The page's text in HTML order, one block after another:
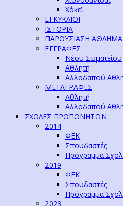
Χόκεϊ
ΕΓΚΥΚΛΙΟΙ
ΙΣΤΟΡΙΑ
ΠΑΡΟΥΣΙΑΣΗ
ΕΓΓΡΑΦΕΣ
Νέου Σωματείου
Αθλητή
Αλλοδαπού
ΜΕΤΑΓΡΑΦΕΣ
Αθλητή
Αλλοδαπού
ΣΧΟΛΕΣ ΠΡΟΠΟΝΗΤΩΝ
2014
ΦΕΚ
Σπουδαστές
Πρόγραμμα
2019
ΦΕΚ
Σπουδαστές
Πρόγραμμα
2023